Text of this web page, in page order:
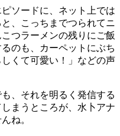
ソードに、ネット上では
、こっちまでつられてニ
つラーメンの残りにご飯
のも、カーペットにぶち
くて可愛い！」などの声
、それを明るく発信する
まうところが、水卜アナ
ね。